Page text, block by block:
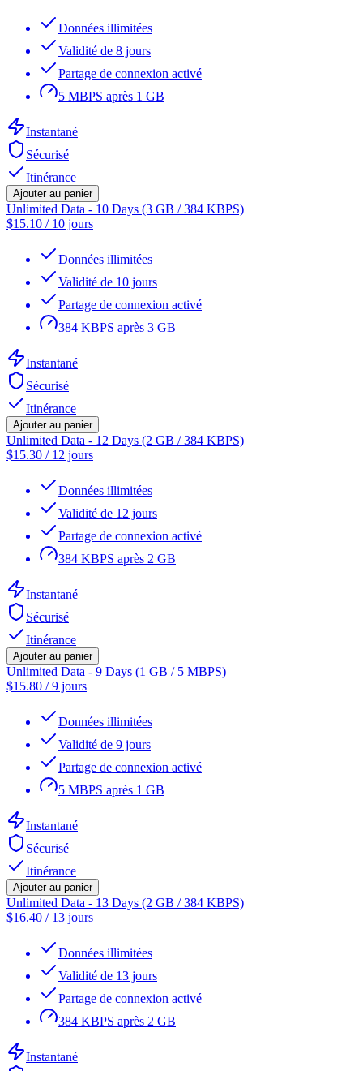
Données illimitées
Validité de 8 jours
Partage de connexion activé
5 MBPS après 1 GB
Instantané
Sécurisé
Itinérance
Ajouter au panier
Unlimited Data - 10 Days (3 GB / 384 KBPS)
$15.10 / 10 jours
Données illimitées
Validité de 10 jours
Partage de connexion activé
384 KBPS après 3 GB
Instantané
Sécurisé
Itinérance
Ajouter au panier
Unlimited Data - 12 Days (2 GB / 384 KBPS)
$15.30 / 12 jours
Données illimitées
Validité de 12 jours
Partage de connexion activé
384 KBPS après 2 GB
Instantané
Sécurisé
Itinérance
Ajouter au panier
Unlimited Data - 9 Days (1 GB / 5 MBPS)
$15.80 /9 jours
Données illimitées
Validité de 9 jours
Partage de connexion activé
5 MBPS après 1 GB
Instantané
Sécurisé
Itinérance
Ajouter au panier
Unlimited Data - 13 Days (2 GB / 384 KBPS)
$16.40 / 13 jours
Données illimitées
Validité de 13 jours
Partage de connexion activé
384 KBPS après 2 GB
Instantané